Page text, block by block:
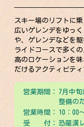
スキー場のリフトに
広いゲレンデをゆっ
や、ゲレンデなどを
ライドコースで多く
高のロケーションを
だけるアクティビティ
営業期間：
7月中
整備の
営業時間：
10：00
受 付：
恐羅漢